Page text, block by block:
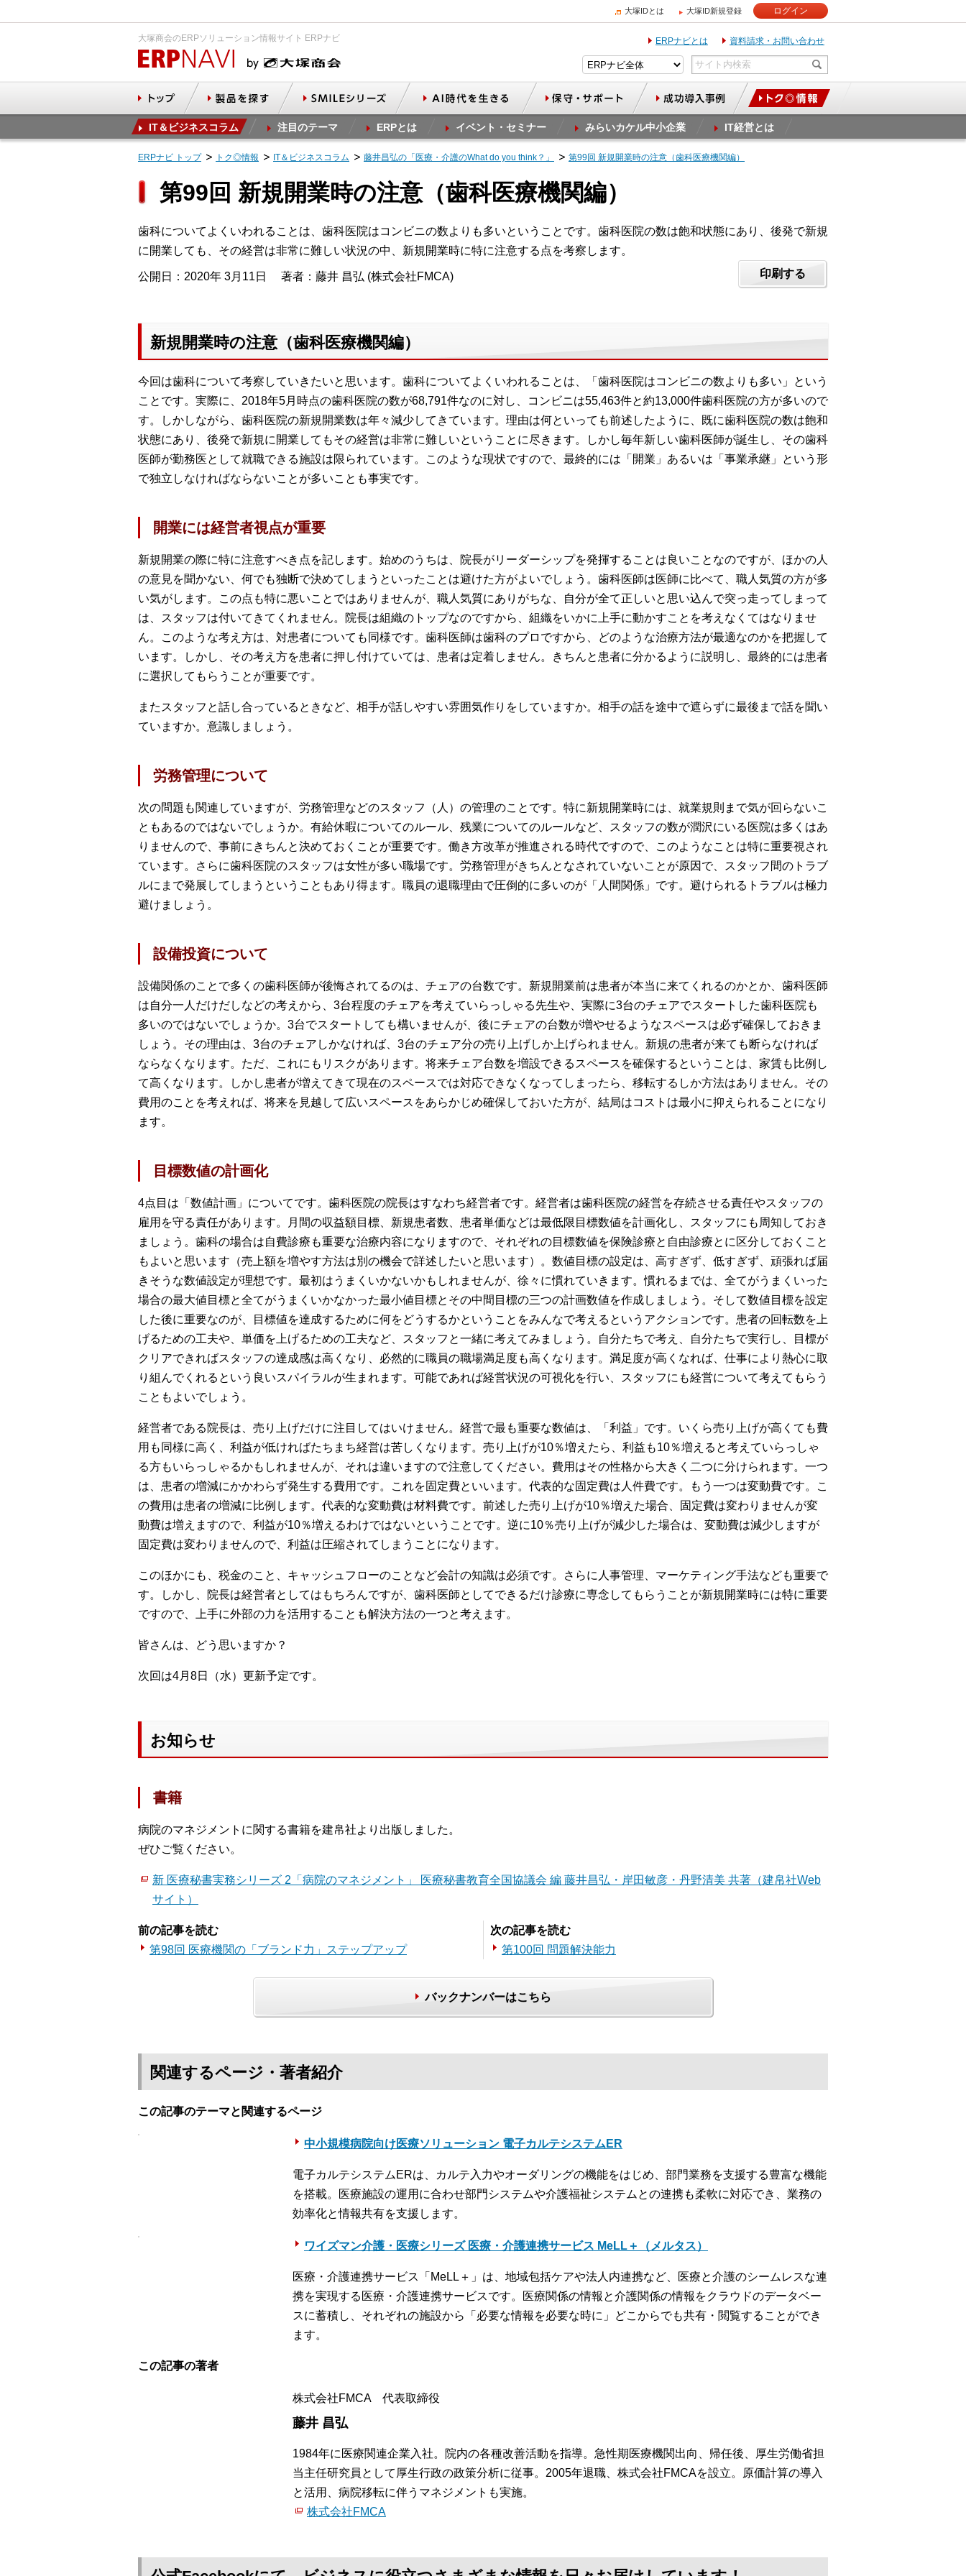
大塚IDとは 大塚ID新規登録 ログイン
大塚商会のERPソリューション情報サイト ERPナビ ERPナビとは 資料請求・お問い合わせ
IT＆ビジネスコラム 注目のテーマ ERPとは イベント・セミナー みらいカケル中小企業 IT経営とは
ERPナビ トップ トク◎情報 IT＆ビジネスコラム 藤井昌弘の「医療・介護のWhat do you think？」 第99回 新規開業時の注意（歯科医療機関編）
第99回 新規開業時の注意（歯科医療機関編）
歯科についてよくいわれることは、歯科医院はコンビニの数よりも多いということです。歯科医院の数は飽和状態にあり、後発で新規
に開業しても、その経営は非常に難しい状況の中、新規開業時に特に注意する点を考察します。
公開日：2020年 3月11日 著者：藤井 昌弘 (株式会社FMCA) 印刷する
新規開業時の注意（歯科医療機関編）
今回は歯科について考察していきたいと思います。歯科についてよくいわれることは、「歯科医院はコンビニの数よりも多い」という
ことです。実際に、2018年5月時点の歯科医院の数が68,791件なのに対し、コンビニは55,463件と約13,000件歯科医院の方が多いので
す。しかしながら、歯科医院の新規開業数は年々減少してきています。理由は何といっても前述したように、既に歯科医院の数は飽和
状態にあり、後発で新規に開業してもその経営は非常に難しいということに尽きます。しかし毎年新しい歯科医師が誕生し、その歯科
医師が勤務医として就職できる施設は限られています。このような現状ですので、最終的には「開業」あるいは「事業承継」という形
で独立しなければならないことが多いことも事実です。
開業には経営者視点が重要
新規開業の際に特に注意すべき点を記します。始めのうちは、院長がリーダーシップを発揮することは良いことなのですが、ほかの人
の意見を聞かない、何でも独断で決めてしまうといったことは避けた方がよいでしょう。歯科医師は医師に比べて、職人気質の方が多
い気がします。この点も特に悪いことではありませんが、職人気質にありがちな、自分が全て正しいと思い込んで突っ走ってしまって
は、スタッフは付いてきてくれません。院長は組織のトップなのですから、組織をいかに上手に動かすことを考えなくてはなりませ
ん。このような考え方は、対患者についても同様です。歯科医師は歯科のプロですから、どのような治療方法が最適なのかを把握して
います。しかし、その考え方を患者に押し付けていては、患者は定着しません。きちんと患者に分かるように説明し、最終的には患者
に選択してもらうことが重要です。
またスタッフと話し合っているときなど、相手が話しやすい雰囲気作りをしていますか。相手の話を途中で遮らずに最後まで話を聞い
ていますか。意識しましょう。
労務管理について
次の問題も関連していますが、労務管理などのスタッフ（人）の管理のことです。特に新規開業時には、就業規則まで気が回らないこ
ともあるのではないでしょうか。有給休暇についてのルール、残業についてのルールなど、スタッフの数が潤沢にいる医院は多くはあ
りませんので、事前にきちんと決めておくことが重要です。働き方改革が推進される時代ですので、このようなことは特に重要視され
ています。さらに歯科医院のスタッフは女性が多い職場です。労務管理がきちんとなされていないことが原因で、スタッフ間のトラブ
ルにまで発展してしまうということもあり得ます。職員の退職理由で圧倒的に多いのが「人間関係」です。避けられるトラブルは極力
避けましょう。
設備投資について
設備関係のことで多くの歯科医師が後悔されてるのは、チェアの台数です。新規開業前は患者が本当に来てくれるのかとか、歯科医師
は自分一人だけだしなどの考えから、3台程度のチェアを考えていらっしゃる先生や、実際に3台のチェアでスタートした歯科医院も
多いのではないでしょうか。3台でスタートしても構いませんが、後にチェアの台数が増やせるようなスペースは必ず確保しておきま
しょう。その理由は、3台のチェアしかなければ、3台のチェア分の売り上げしか上げられません。新規の患者が来ても断らなければ
ならなくなります。ただ、これにもリスクがあります。将来チェア台数を増設できるスペースを確保するということは、家賃も比例し
て高くなります。しかし患者が増えてきて現在のスペースでは対応できなくなってしまったら、移転するしか方法はありません。その
費用のことを考えれば、将来を見越して広いスペースをあらかじめ確保しておいた方が、結局はコストは最小に抑えられることになり
ます。
目標数値の計画化
4点目は「数値計画」についてです。歯科医院の院長はすなわち経営者です。経営者は歯科医院の経営を存続させる責任やスタッフの
雇用を守る責任があります。月間の収益額目標、新規患者数、患者単価などは最低限目標数値を計画化し、スタッフにも周知しておき
ましょう。歯科の場合は自費診療も重要な治療内容になりますので、それぞれの目標数値を保険診療と自由診療とに区分しておくこと
もよいと思います（売上額を増やす方法は別の機会で詳述したいと思います）。数値目標の設定は、高すぎず、低すぎず、頑張れば届
きそうな数値設定が理想です。最初はうまくいかないかもしれませんが、徐々に慣れていきます。慣れるまでは、全てがうまくいった
場合の最大値目標と全てがうまくいかなかった最小値目標とその中間目標の三つの計画数値を作成しましょう。そして数値目標を設定
した後に重要なのが、目標値を達成するために何をどうするかということをみんなで考えるというアクションです。患者の回転数を上
げるための工夫や、単価を上げるための工夫など、スタッフと一緒に考えてみましょう。自分たちで考え、自分たちで実行し、目標が
クリアできればスタッフの達成感は高くなり、必然的に職員の職場満足度も高くなります。満足度が高くなれば、仕事により熱心に取
り組んでくれるという良いスパイラルが生まれます。可能であれば経営状況の可視化を行い、スタッフにも経営について考えてもらう
こともよいでしょう。
経営者である院長は、売り上げだけに注目してはいけません。経営で最も重要な数値は、「利益」です。いくら売り上げが高くても費
用も同様に高く、利益が低ければたちまち経営は苦しくなります。売り上げが10％増えたら、利益も10％増えると考えていらっしゃ
る方もいらっしゃるかもしれませんが、それは違いますので注意してください。費用はその性格から大きく二つに分けられます。一つ
は、患者の増減にかかわらず発生する費用です。これを固定費といいます。代表的な固定費は人件費です。もう一つは変動費です。こ
の費用は患者の増減に比例します。代表的な変動費は材料費です。前述した売り上げが10％増えた場合、固定費は変わりませんが変
動費は増えますので、利益が10％増えるわけではないということです。逆に10％売り上げが減少した場合は、変動費は減少しますが
固定費は変わりませんので、利益は圧縮されてしまうことになります。
このほかにも、税金のこと、キャッシュフローのことなど会計の知識は必須です。さらに人事管理、マーケティング手法なども重要で
す。しかし、院長は経営者としてはもちろんですが、歯科医師としてできるだけ診療に専念してもらうことが新規開業時には特に重要
ですので、上手に外部の力を活用することも解決方法の一つと考えます。
皆さんは、どう思いますか？
次回は4月8日（水）更新予定です。
お知らせ
書籍
病院のマネジメントに関する書籍を建帛社より出版しました。
ぜひご覧ください。
新 医療秘書実務シリーズ 2「病院のマネジメント」 医療秘書教育全国協議会 編 藤井昌弘・岸田敏彦・丹野清美 共著（建帛社Web
サイト）
前の記事を読む
第98回 医療機関の「ブランド力」ステップアップ
次の記事を読む
第100回 問題解決能力
バックナンバーはこちら
関連するページ・著者紹介
この記事のテーマと関連するページ
中小規模病院向け医療ソリューション 電子カルテシステムER
電子カルテシステムERは、カルテ入力やオーダリングの機能をはじめ、部門業務を支援する豊富な機能
を搭載。医療施設の運用に合わせ部門システムや介護福祉システムとの連携も柔軟に対応でき、業務の
効率化と情報共有を支援します。
ワイズマン介護・医療シリーズ 医療・介護連携サービス MeLL＋（メルタス）
医療・介護連携サービス「MeLL＋」は、地域包括ケアや法人内連携など、医療と介護のシームレスな連
携を実現する医療・介護連携サービスです。医療関係の情報と介護関係の情報をクラウドのデータベー
スに蓄積し、それぞれの施設から「必要な情報を必要な時に」どこからでも共有・閲覧することができ
ます。
この記事の著者
株式会社FMCA 代表取締役
藤井 昌弘
1984年に医療関連企業入社。院内の各種改善活動を指導。急性期医療機関出向、帰任後、厚生労働省担
当主任研究員として厚生行政の政策分析に従事。2005年退職、株式会社FMCAを設立。原価計算の導入
と活用、病院移転に伴うマネジメントも実施。
株式会社FMCA